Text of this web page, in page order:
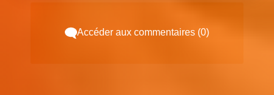
Accéder aux commentaires (0)